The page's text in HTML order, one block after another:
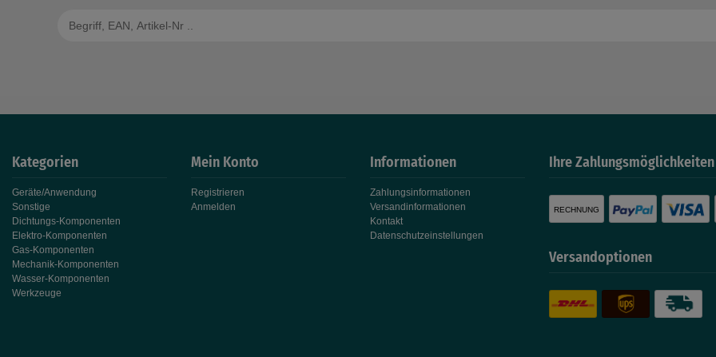
Kategorien
Geräte/Anwendung
Sonstige
Dichtungs-Komponenten
Elektro-Komponenten
Gas-Komponenten
Mechanik-Komponenten
Wasser-Komponenten
Werkzeuge
Mein Konto
Registrieren
Anmelden
Informationen
Zahlungsinformationen
Versandinformationen
Kontakt
Datenschutzeinstellungen
Ihre Zahlungsmöglichkeiten
RECHNUNG
Versandoptionen